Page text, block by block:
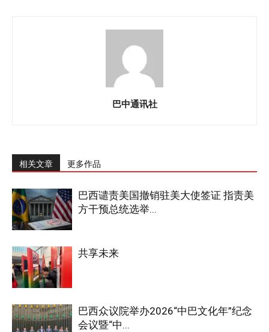
巴中通讯社
相关文章 更多作品
巴西谴责美国撤销驻美大使签证 指责美
方干预总统选举...
共享未来
巴西众议院举办2026“中巴文化年”纪念
会议暨“中...